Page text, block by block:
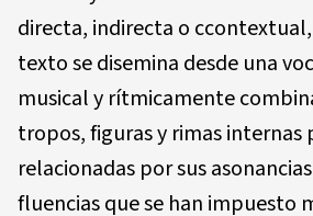
directa, indirecta o
texto se disemina desde una
musical y rítmicamente
tropos, figuras y rimas
relacionadas por sus
fluencias que se han impuesto